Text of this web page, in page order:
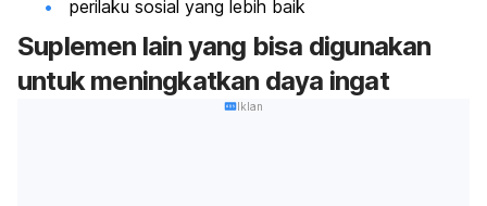
perilaku sosial yang lebih baik
Suplemen lain yang bisa digunakan
untuk meningkatkan daya ingat
Iklan